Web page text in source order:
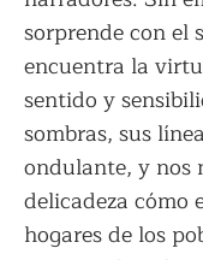
sorprende con el
encuentra la
sentido y
sombras, sus
ondulante, y nos
delicadeza cómo
hogares de los